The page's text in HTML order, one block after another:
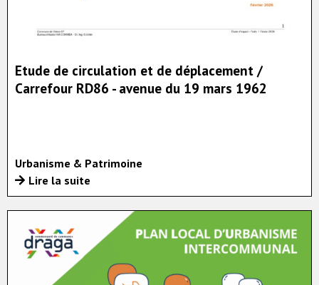
Etude de circulation et de déplacement /
Carrefour RD86 - avenue du 19 mars 1962
Urbanisme & Patrimoine
Lire la suite